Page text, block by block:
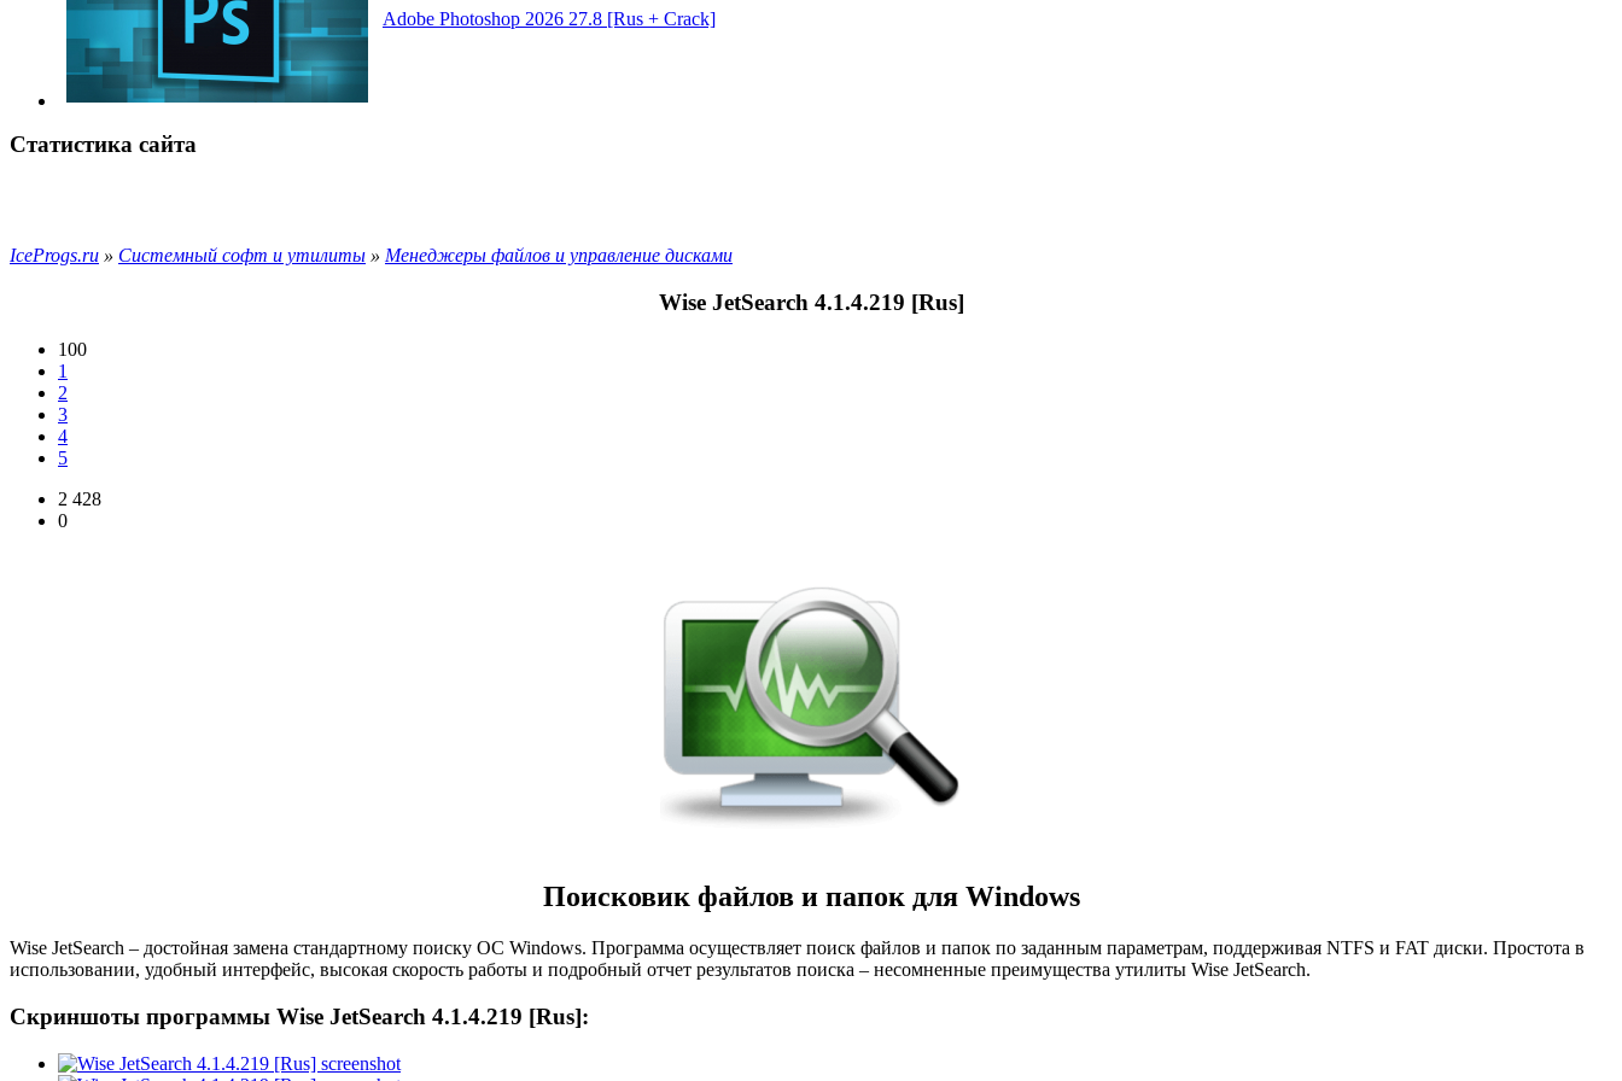
Adobe Photoshop 2026 27.8 [Rus + Crack]
Статистика сайта
IceProgs.ru » Системный софт и утилиты » Менеджеры файлов и управление дисками
Wise JetSearch 4.1.4.219 [Rus]
100
1
2
3
4
5
2 428
0
Поисковик файлов и папок для Windows
Wise JetSearch – достойная замена стандартному поиску ОС Windows. Программа осуществляет поиск файлов и папок по заданным параметрам, поддерживая NTFS и FAT диски. Простота в
использовании, удобный интерфейс, высокая скорость работы и подробный отчет результатов поиска – несомненные преимущества утилиты Wise JetSearch.
Скриншоты программы Wise JetSearch 4.1.4.219 [Rus]: